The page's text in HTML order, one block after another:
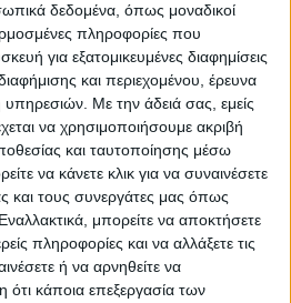
δεδομένα, όπως μοναδικοί
πληροφορίες που
για εξατομικευμένες διαφημίσεις
και περιεχομένου, έρευνα
υπηρεσιών. Με την άδειά σας, εμείς
να χρησιμοποιήσουμε ακριβή
και ταυτοποίησης μέσω
να κάνετε κλικ για να συναινέσετε
και τους συνεργάτες μας όπως
μπορείτε να αποκτήσετε
πληροφορίες και να αλλάξετε τις
ή να αρνηθείτε να
ότι κάποια επεξεργασία των
ΑΓΩΝ
Πρωινή Εφημερίδα της Καρδίτσας